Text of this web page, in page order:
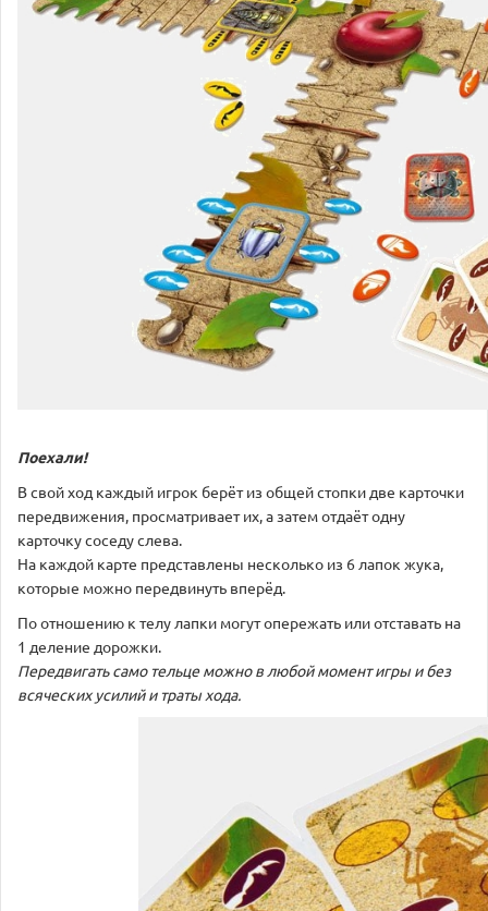
Поехали!
В свой ход каждый игрок берёт из общей стопки две карточки
передвижения, просматривает их, а затем отдаёт одну
карточку соседу слева.
На каждой карте представлены несколько из 6 лапок жука,
которые можно передвинуть вперёд.
По отношению к телу лапки могут опережать или отставать на
1 деление дорожки.
Передвигать само тельце можно в любой момент игры и без
всяческих усилий и траты хода.